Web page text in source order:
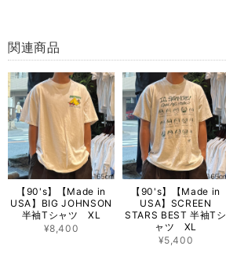
関連商品
【90's】【Made in
USA】BIG JOHNSON
半袖Tシャツ XL
¥8,400
【90's】【Made in
USA】SCREEN
STARS BEST 半袖Tシ
ャツ XL
¥5,400